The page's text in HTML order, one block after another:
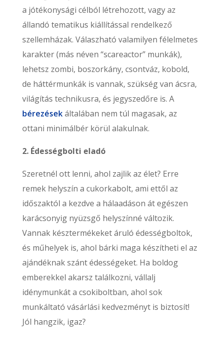
a jótékonysági célból létrehozott, vagy az
állandó tematikus kiállítással rendelkező
szellemházak. Válaszható valamilyen félelmetes
karakter (más néven “scareactor” munkák),
lehetsz zombi, boszorkány, csontváz, kobold,
de háttérmunkák is vannak, szükség van ácsra,
világítás technikusra, és jegyszedőre is. A
bérezésekáltalában nem túl magasak, az
ottani minimálbér körül alakulnak.
2. Édességbolti eladó
Szeretnél ott lenni, ahol zajlik az élet? Erre
remek helyszín a cukorkabolt, ami ettől az
időszaktól a kezdve a hálaadáson át egészen
karácsonyig nyüzsgő helyszínné változik.
Vannak késztermékeket áruló édességboltok,
és műhelyek is, ahol bárki maga készítheti el az
ajándéknak szánt édességeket. Ha boldog
emberekkel akarsz találkozni, vállalj
idénymunkát a csokiboltban, ahol sok
munkáltató vásárlási kedvezményt is biztosít!
Jól hangzik, igaz?